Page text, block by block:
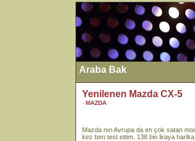
Araba Bak
Yenilenen Mazda CX-5
- MAZDA
Mazda nın Avrupa da en çok satan
kez ben test ettim. 138 bin liraya